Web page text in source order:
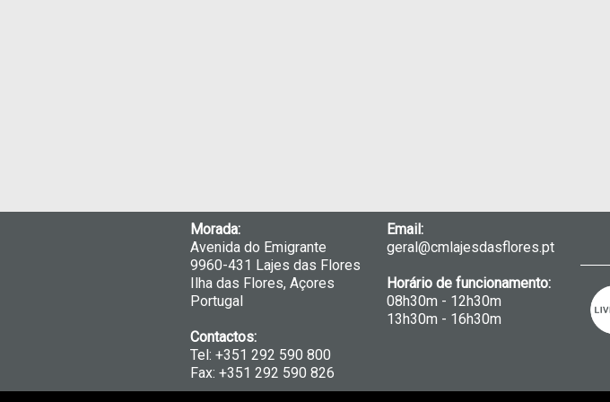
Morada:
Avenida do Emigrante
9960-431 Lajes das Flores
Ilha das Flores, Açores
Portugal
Contactos:
Tel: +351 292 590 800
Fax: +351 292 590 826
Email:
geral@cmlajesdasflores.pt
Horário de funcionamento:
08h30m - 12h30m
13h30m - 16h30m